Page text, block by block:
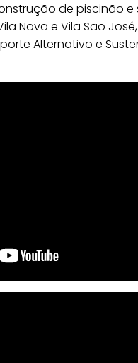
de piscinão
Nova e Vila São José,
Alternativo e